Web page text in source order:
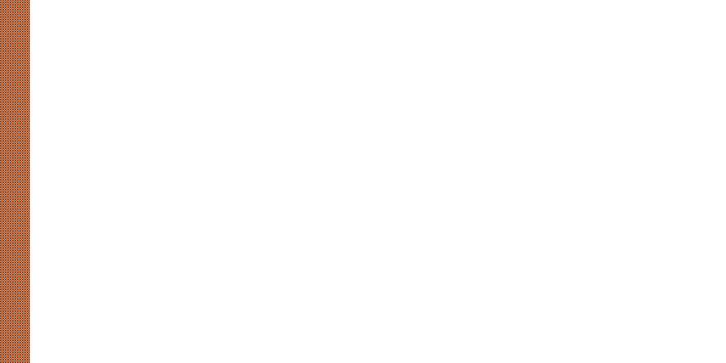
प्रतिभा और परिश्रम का